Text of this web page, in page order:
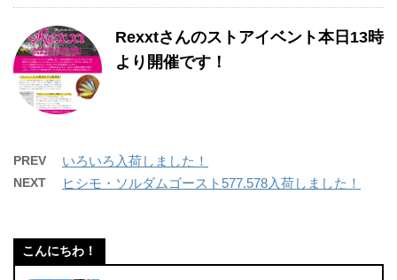
Rexxtさんのストアイベント本日13時
より開催です！
PREV いろいろ入荷しました！
NEXT ヒシモ・ソルダムゴースト577.578入荷しました！
こんにちわ！